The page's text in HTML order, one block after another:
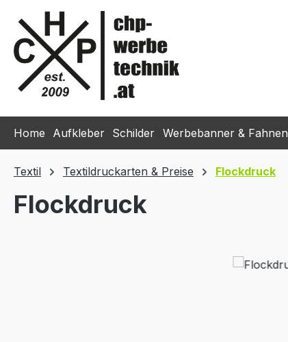
Hauptinhalt springen
Zur Suche springen
Zur Hauptnavigation springen
Home Aufkleber Schilder Werbebanner & Fahnen
Textil Textildruckarten & Preise Flockdruck
Flockdruck